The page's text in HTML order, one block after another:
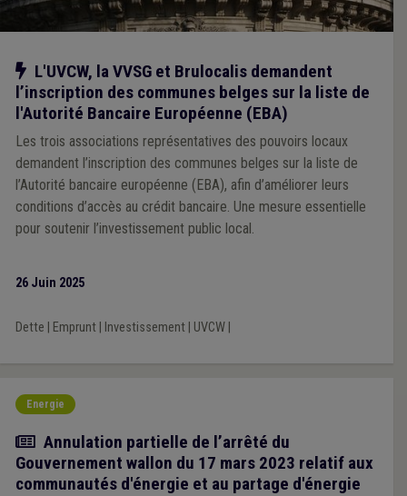
Notre action
L'UVCW, la VVSG et Brulocalis demandent
l’inscription des communes belges sur la liste de
l'Autorité Bancaire Européenne (EBA)
Les trois associations représentatives des pouvoirs locaux
demandent l’inscription des communes belges sur la liste de
l’Autorité bancaire européenne (EBA), afin d’améliorer leurs
conditions d’accès au crédit bancaire. Une mesure essentielle
pour soutenir l’investissement public local.
26 Juin 2025
Dette Emprunt| Investissement| UVCW|
Energie
Actualité
Annulation partielle de l’arrêté du
Gouvernement wallon du 17 mars 2023 relatif aux
communautés d'énergie et au partage d'énergie